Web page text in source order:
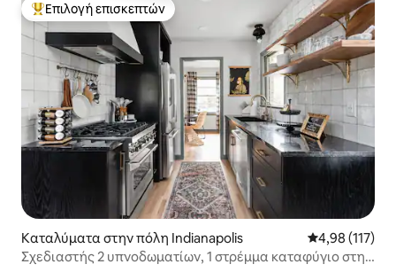
Κορυφαία επιλογή επισκεπτών
Επιλογή επισκεπτών
Καταλύματα στην πόλη Indianapolis Μέση
4,98 (117)
Σχεδιαστής 2 υπνοδωματίων, 1 στρέμμα καταφύγιο στην